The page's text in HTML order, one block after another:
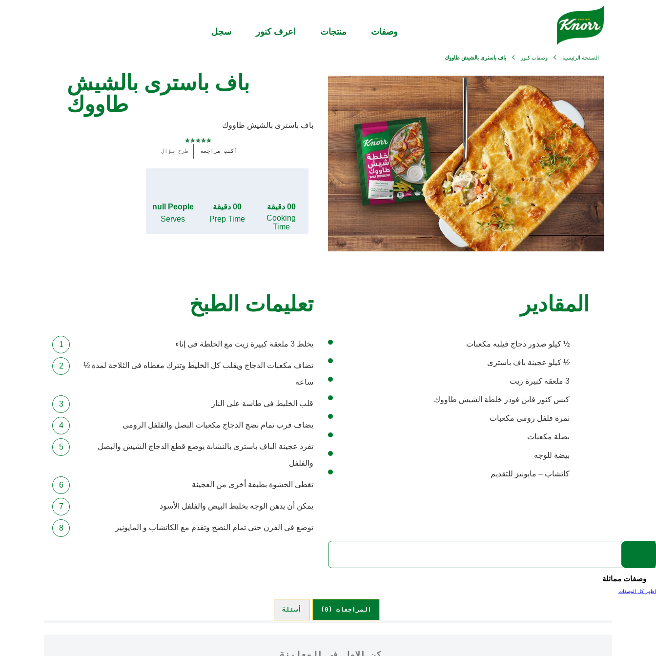
وصفات منتجات اعرف كنور سجل
الصفحة الرئيسية وصفات كنور باف باسترى بالشيش طاووك
باف باسترى بالشيش
طاووك
باف باسترى بالشيش طاووك
يتم
أكتب مراجعة طرح سؤال
00 دقيقة
Cooking
Time
00 دقيقة
Prep Time
null People
Serves
المقادير
½ كيلو صدور دجاج فيليه مكعبات
½ كيلو عجينة باف باسترى
3 ملعقة كبيرة زيت
كيس كنور فاين فودز خلطة الشيش طاووك
ثمرة فلفل رومى مكعبات
بصلة مكعبات
بيضة للوجه
كاتشاب – مايونيز للتقديم
تعليمات الطبخ
يخلط 3 ملعقة كبيرة زيت مع الخلطة فى إناء
تضاف مكعبات الدجاج ويقلب كل الخليط وتترك مغطاه فى الثلاجة لمدة ½
ساعة
قلب الخليط فى طاسة على النار
يضاف قرب تمام نضج الدجاج مكعبات البصل والفلفل الرومى
تفرد عجينة الباف باسترى بالنشابة يوضع قطع الدجاج الشيش والبصل
والفلفل
تغطى الحشوة بطبقة أخرى من العجينة
يمكن أن يدهن الوجه بخليط البيض والفلفل الأسود
توضع فى الفرن حتى تمام النضج وتقدم مع الكاتشاب و المايونيز
وصفات مماثلة
اظهر كل الوصفات
المراجعات (0) أسئلة (0)